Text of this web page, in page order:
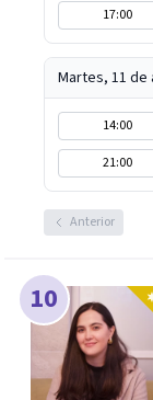
17:00
Martes, 11 de
14:00
21:00
Anterior
10